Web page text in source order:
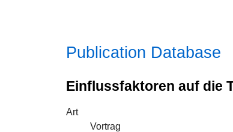
Publication Database
Einflussfaktoren auf die
Art
Vortrag